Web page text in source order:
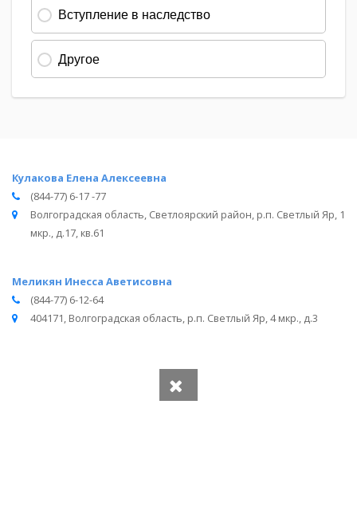
Кулакова Елена Алексеевна
(844-77) 6-17 -77
Волгоградская область, Светлоярский район, р.п. Светлый Яр, 1
мкр., д.17, кв.61
Меликян Инесса Аветисовна
(844-77) 6-12-64
404171, Волгоградская область, р.п. Светлый Яр, 4 мкр., д.3